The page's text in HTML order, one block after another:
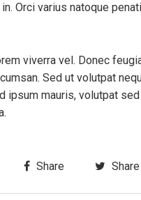
Orci varius natoque
viverra vel. Donec
Sed ut volutpat
mauris, volutpat
Share Share